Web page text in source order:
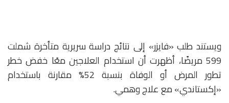
ويستند طلب «فايزر» إلى نتائج دراسة سريرية متأخرة شملت
599 مريضًا، أظهرت أن استخدام العلاجين معًا خفض خطر
تطور المرض أو الوفاة بنسبة 52% مقارنة باستخدام
«إكستاندي» مع علاج وهمي.